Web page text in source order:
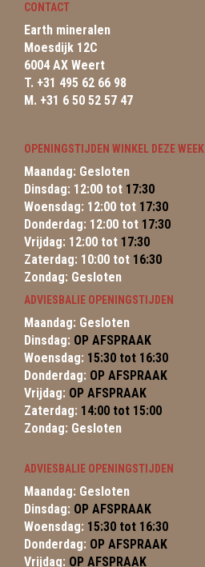
CONTACT
Earth mineralen
Moesdijk 12C
6004 AX Weert
T. +31 495 62 66 98
M. +31 6 50 52 57 47
OPENINGSTIJDEN WINKEL DEZE WEEK
Maandag: Gesloten
Dinsdag: 12:00 tot 17:30
Woensdag: 12:00 tot 17:30
Donderdag: 12:00 tot 17:30
Vrijdag: 12:00 tot 17:30
Zaterdag: 10:00 tot 16:30
Zondag: Gesloten
ADVIESBALIE OPENINGSTIJDEN
Maandag: Gesloten
Dinsdag: OP AFSPRAAK
Woensdag: 15:30 tot 16:30
Donderdag: OP AFSPRAAK
Vrijdag: OP AFSPRAAK
Zaterdag: 14:00 tot 15:00
Zondag: Gesloten
ADVIESBALIE OPENINGSTIJDEN
Maandag: Gesloten
Dinsdag: OP AFSPRAAK
Woensdag: 15:30 tot 16:30
Donderdag: OP AFSPRAAK
Vrijdag: OP AFSPRAAK